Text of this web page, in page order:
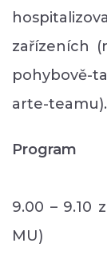
zařízeních
arte-teamu).
Program
9.00 – 9.10
MU)